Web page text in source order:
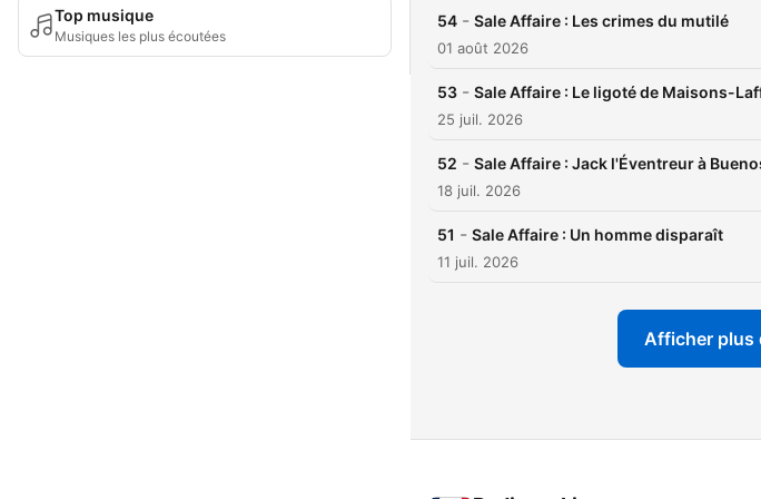
Top musique
Musiques les plus écoutées
54 - Sale Affaire : Les crimes du mutilé
01 août 2026
53 - Sale Affaire : Le ligoté de Maisons-
25 juil. 2026
52 - Sale Affaire : Jack l'Éventreur à
18 juil. 2026
51 - Sale Affaire : Un homme disparaît
11 juil. 2026
Afficher plus